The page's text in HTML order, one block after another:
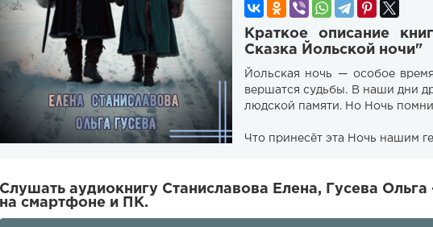
Краткое описание
Сказка Йольской ночи"
Йольская ночь — особое
вершатся судьбы. В наши дни
людской памяти. Но Ночь
Что принесёт эта Ночь нашим
Слушать аудиокнигу Станиславова Елена, Гусева
на смартфоне и ПК.